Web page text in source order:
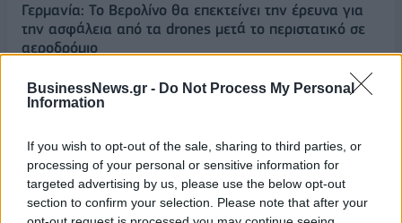
BusinessNews.gr - Do Not Process My Personal
Information
If you wish to opt-out of the sale, sharing to third parties, or
processing of your personal or sensitive information for
targeted advertising by us, please use the below opt-out
section to confirm your selection. Please note that after your
Γερμανία: Το Βερολίνο θα επεκτείνει την έρευνα για
την ασφάλεια από τα drones μετά το περιστατικό σε
αεροδρόμιο
Αυξημένη η επιβατική κίνηση από το λιμάνι του
και Σάββατο
09/08/2026 - 12:33 ΕΛΛΑΔΑ
Από τη Δυτική Αττική στη Νότια Γαλλία : Οι εμπειρίες